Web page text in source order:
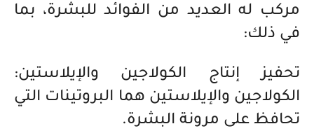
مركب له العديد من الفوائد للبشرة، بما
في ذلك:
تحفيز إنتاج الكولاجين والإيلاستين:
الكولاجين والإيلاستين هما البروتينات التي
تحافظ على مرونة البشرة.